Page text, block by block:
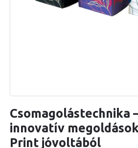
Csomagolástechnika
innovatív
Print jóvoltából